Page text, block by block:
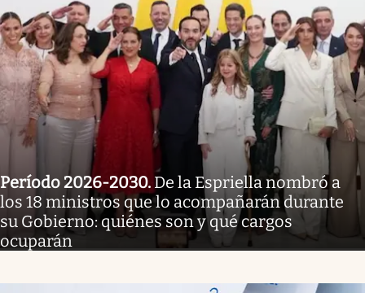
Período 2026-2030. De la Espriella nombró a
los 18 ministros que lo acompañarán durante
su Gobierno: quiénes son y qué cargos
ocuparán